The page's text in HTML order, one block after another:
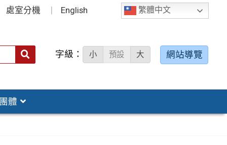
繁體中文
處室分機 English
字級： 小 預設 大 網站導覽
體